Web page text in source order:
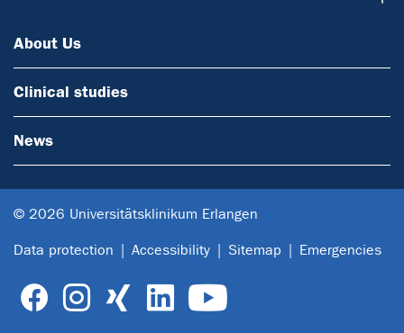
About Us
Clinical studies
News
© 2026 Universitätsklinikum Erlangen
Data protection Accessibility Sitemap Emergencies